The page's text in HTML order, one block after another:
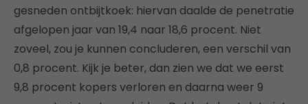
gesneden ontbijtkoek: hiervan daalde de penetratie
afgelopen jaar van 19,4 naar 18,6 procent. Niet
zoveel, zou je kunnen concluderen, een verschil van
0,8 procent. Kijk je beter, dan zien we dat we eerst
9,8 procent kopers verloren en daarna weer 9